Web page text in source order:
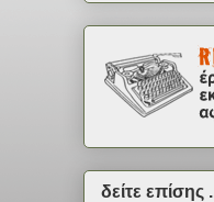
δείτε επίσης